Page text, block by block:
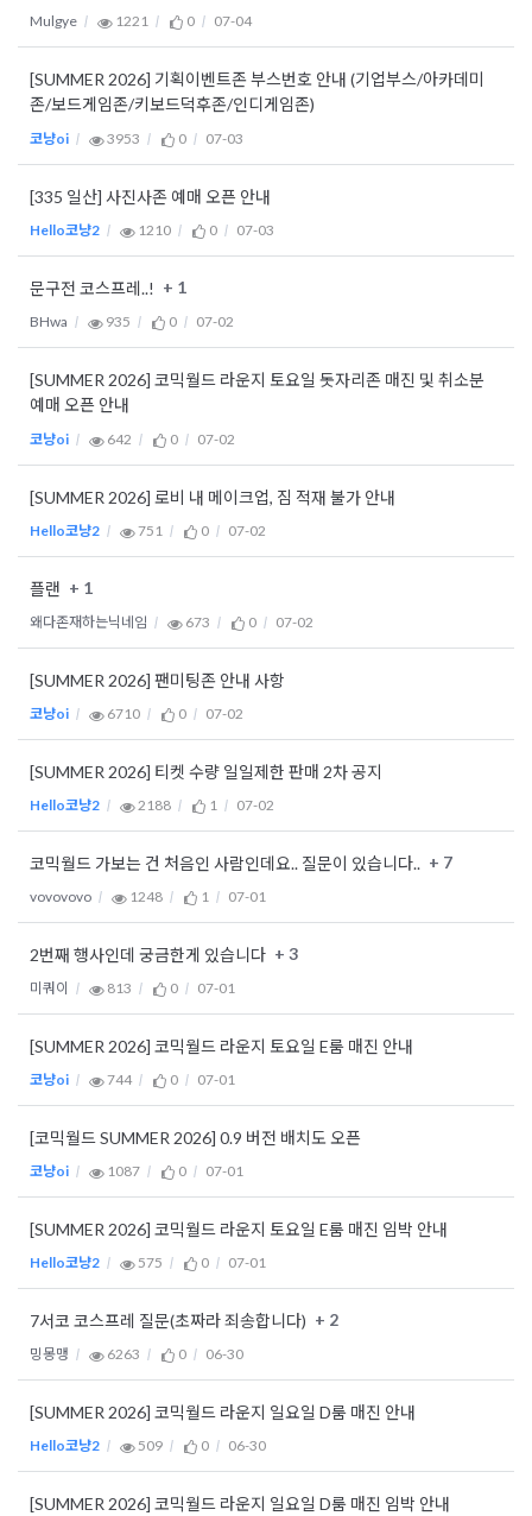
Mulgye 1221 0 07-04
[SUMMER 2026] 기획이벤트존 부스번호 안내 (기업부스/아카데미
존/보드게임존/키보드덕후존/인디게임존)
코냥oi 3953 0 07-03
[335 일산] 사진사존 예매 오픈 안내
Hello코냥2 1210 0 07-03
문구전 코스프레..! + 1
BHwa 935 0 07-02
[SUMMER 2026] 코믹월드 라운지 토요일 돗자리존 매진 및 취소분
예매 오픈 안내
코냥oi 642 0 07-02
[SUMMER 2026] 로비 내 메이크업, 짐 적재 불가 안내
Hello코냥2 751 0 07-02
플랜 + 1
왜다존재하는닉네임 673 0 07-02
[SUMMER 2026] 팬미팅존 안내 사항
코냥oi 6710 0 07-02
[SUMMER 2026] 티켓 수량 일일제한 판매 2차 공지
Hello코냥2 2188 1 07-02
코믹월드 가보는 건 처음인 사람인데요.. 질문이 있습니다.. + 7
vovovovo 1248 1 07-01
2번째 행사인데 궁금한게 있습니다 + 3
미쿼이 813 0 07-01
[SUMMER 2026] 코믹월드 라운지 토요일 E룸 매진 안내
코냥oi 744 0 07-01
[코믹월드 SUMMER 2026] 0.9 버전 배치도 오픈
코냥oi 1087 0 07-01
[SUMMER 2026] 코믹월드 라운지 토요일 E룸 매진 임박 안내
Hello코냥2 575 0 07-01
7서코 코스프레 질문(초짜라 죄송합니다) + 2
밍몽맹 6263 0 06-30
[SUMMER 2026] 코믹월드 라운지 일요일 D룸 매진 안내
Hello코냥2 509 0 06-30
[SUMMER 2026] 코믹월드 라운지 일요일 D룸 매진 임박 안내